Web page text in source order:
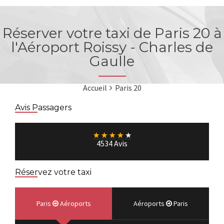
Réserver votre taxi de Paris 20 à
l'Aéroport Roissy - Charles de
Gaulle
Accueil Paris 20
Avis Passagers
★ ★ ★ ★ ★
4534 Avis
Réservez votre taxi
Paris Aéroports Aéroports Paris